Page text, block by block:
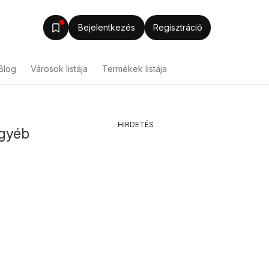
Bejelentkezés Regisztráció
Városok listája Termékek listája
HIRDETÉS